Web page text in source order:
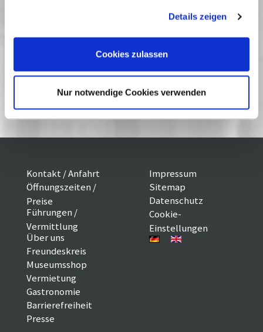
Cookies, wenn Sie unsere Webseite weiterhin nutzen.
Details zeigen
Cookies zulassen
Nur notwendige Cookies verwenden
Die Weihnachtsgans Auguste
Harry Potter und der Stein der Weisen
Die Muppets Weihnachtsgeschichte
Zirkuskind
Kontakt / Anfahrt
Öffnungszeiten /
Preise
Führungen /
Vermittlung
Über uns
Freundeskreis
Museumsshop
Vermietung
Gastronomie
Barrierefreiheit
Presse
Impressum
Sitemap
Datenschutz
Cookie-
Einstellungen